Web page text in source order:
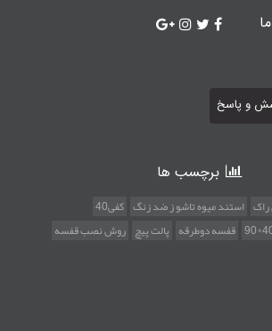
و پاسخ
برچسب ها
راک استند میوه تاشو ز ضد زنگ کفی40
قفسه دوطرقه پالت پیچ روش نصب قفسه